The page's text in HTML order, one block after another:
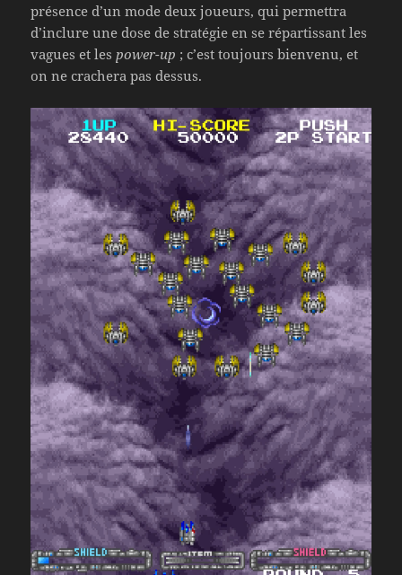
présence d’un mode deux joueurs, qui permettra
d’inclure une dose de stratégie en se répartissant les
vagues et les power-up ; c’est toujours bienvenu, et
on ne crachera pas dessus.